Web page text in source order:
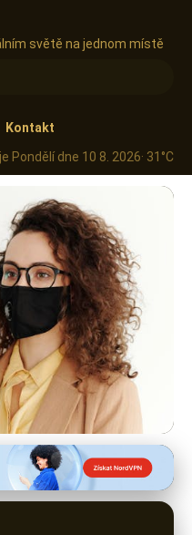
světě na jednom místě
Kontakt
Pondělí dne 10 8. 2026· 31°C
Software: